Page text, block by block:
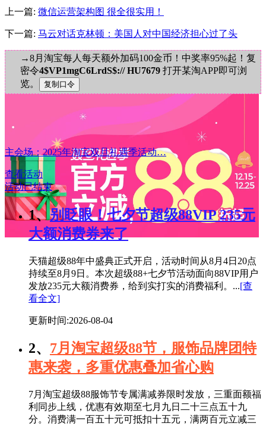
上一篇: 微信运营架构图 很全很实用！
下一篇: 马云对话克林顿：美国人对中国经济担心过了头
→8月淘宝每人每天额外加码100金币！中奖率95%起！复
密令4$VP1mgC6LrdS$:// HU7679 打开某淘APP即可浏
览。
主会场：2025年淘宝双旦礼遇季活动…
查看活动
活动已结束
1、 别眨眼！七夕节超级88VIP 235元
大额消费券来了
天猫超级88年中盛典正式开启，活动时间从8月4日20点
持续至8月9日。本次超级88+七夕节活动面向88VIP用户
发放235元大额消费券，给到实打实的消费福利。...[查
看全文]
更新时间:2026-08-04
2、 7月淘宝超级88节，服饰品牌团特
惠来袭，多重优惠叠加省心购
7月淘宝超级88服饰节专属满减券限时发放，三重面额福
利同步上线，优惠有效期至七月九日二十三点五十九
分。消费满一百五十元可抵扣十五元，满两百元立减三